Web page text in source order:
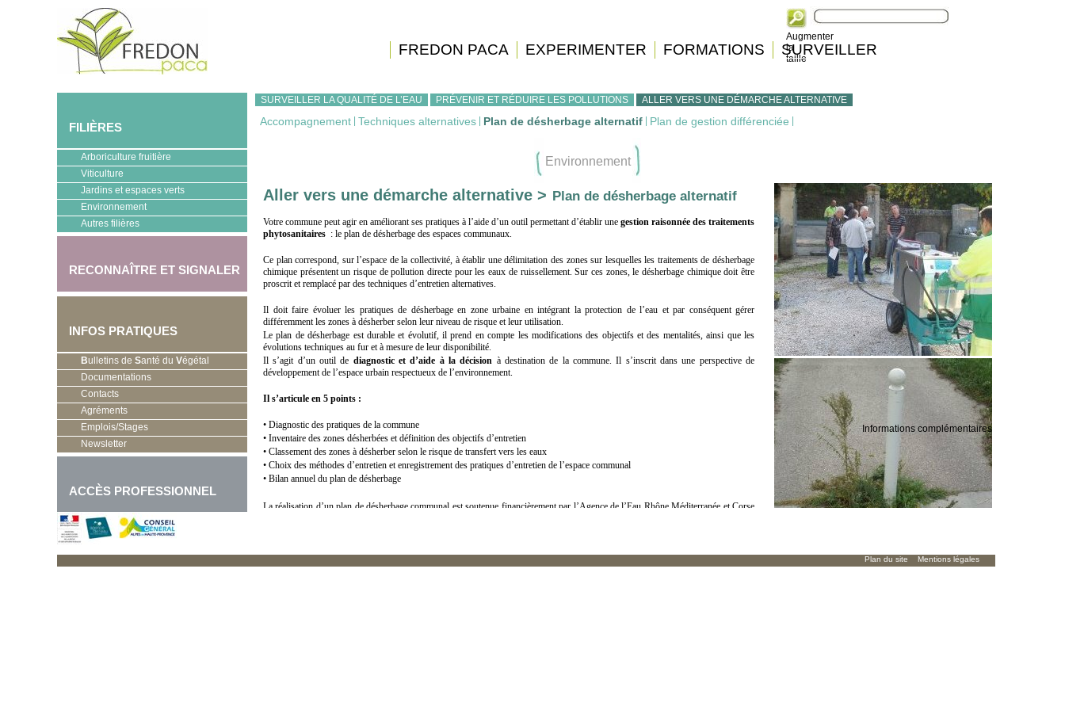
Augmenter
la
taille
FREDON PACA EXPERIMENTER FORMATIONS SURVEILLER
FILIÈRES
Arboriculture fruitière
Viticulture
Jardins et espaces verts
Environnement
Autres filières
RECONNAÎTRE ET SIGNALER
INFOS PRATIQUES
Bulletins de Santé du Végétal
Documentations
Contacts
Agréments
Emplois/Stages
Newsletter
ACCÈS PROFESSIONNEL
SURVEILLER LA QUALITÉ DE L’EAU PRÉVENIR ET RÉDUIRE LES POLLUTIONS ALLER VERS UNE DÉMARCHE ALTERNATIVE
Accompagnement Techniques alternatives Plan de désherbage alternatif Plan de gestion différenciée
Environnement
Aller vers une démarche alternative > Plan de désherbage alternatif
Votre commune peut agir en améliorant ses pratiques à l’aide d’un outil permettant d’établir une gestion raisonnée des traitements
phytosanitaires : le plan de désherbage des espaces communaux.
Ce plan correspond, sur l’espace de la collectivité, à établir une délimitation des zones sur lesquelles les traitements de désherbage
chimique présentent un risque de pollution directe pour les eaux de ruissellement. Sur ces zones, le désherbage chimique doit être
proscrit et remplacé par des techniques d’entretien alternatives.
Il doit faire évoluer les pratiques de désherbage en zone urbaine en intégrant la protection de l’eau et par conséquent gérer
différemment les zones à désherber selon leur niveau de risque et leur utilisation.
Le plan de désherbage est durable et évolutif, il prend en compte les modifications des objectifs et des mentalités, ainsi que les
évolutions techniques au fur et à mesure de leur disponibilité.
Il s’agit d’un outil de diagnostic et d’aide à la décision à destination de la commune. Il s’inscrit dans une perspective de
développement de l’espace urbain respectueux de l’environnement.
Il s’articule en 5 points :
• Diagnostic des pratiques de la commune
• Inventaire des zones désherbées et définition des objectifs d’entretien
• Classement des zones à désherber selon le risque de transfert vers les eaux
• Choix des méthodes d’entretien et enregistrement des pratiques d’entretien de l’espace communal
• Bilan annuel du plan de désherbage
La réalisation d’un plan de désherbage communal est soutenue financièrement par l’Agence de l’Eau Rhône Méditerranée et Corse
Roquebrussanne (83) dans la mise en place d’un plan de désherbage.
Informations complémentaires
Plan du site Mentions légales